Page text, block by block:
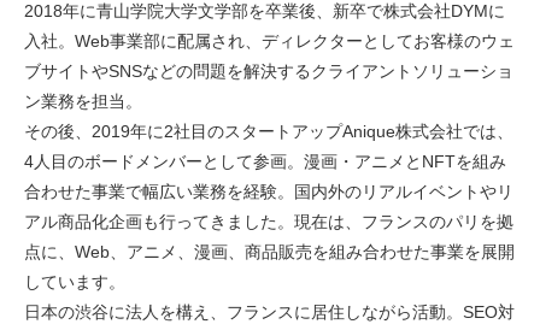
2018年に青山学院大学文学部を卒業後、新卒で株式会社DYMに
入社。Web事業部に配属され、ディレクターとしてお客様のウェ
ブサイトやSNSなどの問題を解決するクライアントソリューショ
ン業務を担当。
その後、2019年に2社目のスタートアップAnique株式会社では、
4人目のボードメンバーとして参画。漫画・アニメとNFTを組み
合わせた事業で幅広い業務を経験。国内外のリアルイベントやリ
アル商品化企画も行ってきました。現在は、フランスのパリを拠
点に、Web、アニメ、漫画、商品販売を組み合わせた事業を展開
しています。
日本の渋谷に法人を構え、フランスに居住しながら活動。SEO対